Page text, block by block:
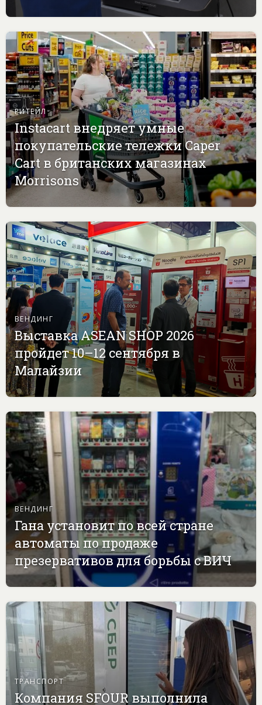
РИТЕЙЛ
Instacart внедряет умные
покупательские тележки Caper
Cart в британских магазинах
Morrisons
ВЕНДИНГ
Выставка ASEAN SHOP 2026
пройдет 10–12 сентября в
Малайзии
ВЕНДИНГ
Гана установит по всей стране
автоматы по продаже
презервативов для борьбы с ВИЧ
ТРАНСПОРТ
Компания SFOUR выполнила